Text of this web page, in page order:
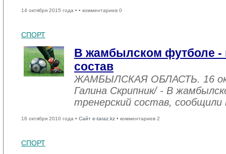
14 октября 2015 года • • комментариев 0
СПОРТ
В жамбылском футболе -
состав
ЖАМБЫЛСКАЯ ОБЛАСТЬ. 16
Галина Скрипник/ - В
тренерский состав, сообщили
16 октября 2010 года • Сайт e-taraz.kz • комментариев 2
СПОРТ